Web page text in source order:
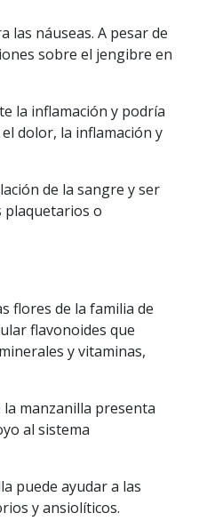
náuseas. A pesar de
sobre el jengibre en
la inflamación y podría
dolor, la inflamación y
de la sangre y ser
plaquetarios o
flores de la familia de
flavonoides que
y vitaminas,
manzanilla presenta
al sistema
puede ayudar a las
y ansiolíticos.